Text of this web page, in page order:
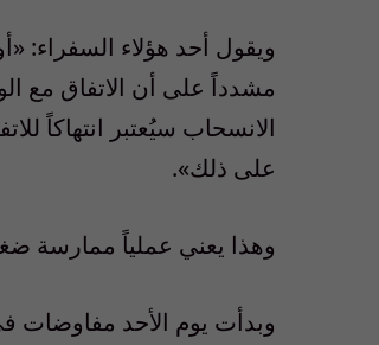
ويقول أحد هؤلاء السفراء:
مشدداً على أن الاتفاق مع
الانسحاب سيُعتبر انتهاكاً
على ذلك».
وهذا يعني عملياً ممارسة
وبدأت يوم الأحد مفاوضات